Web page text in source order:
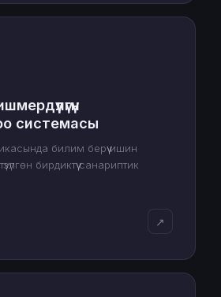
системасы
билим берүү ишин
бирдиктүү санариптик
↗